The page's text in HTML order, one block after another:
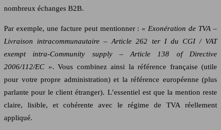
nombreux échanges B2B.
Par exemple, une facture peut mentionner : « Exonération de TVA –
Livraison intracommunautaire – Article 262 ter I du CGI / VAT
exempt intra‑Community supply – Article 138 of Directive
2006/112/EC ». Vous combinez ainsi la référence française (utile
pour votre propre administration) et la référence européenne (plus
parlante pour le client étranger). L’essentiel est que la mention reste
claire, lisible, et cohérente avec le régime de TVA réellement
appliqué.